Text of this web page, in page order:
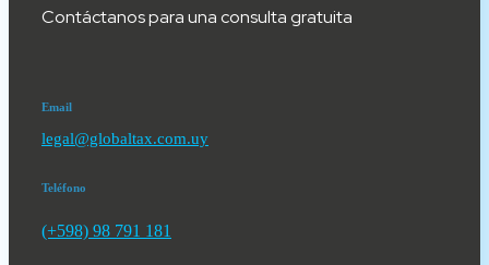
Contáctanos para una consulta gratuita
Email
legal@globaltax.com.uy
Teléfono
(+598) 98 791 181